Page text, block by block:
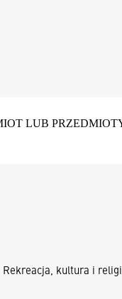
LUB
Rekreacja, kultura i